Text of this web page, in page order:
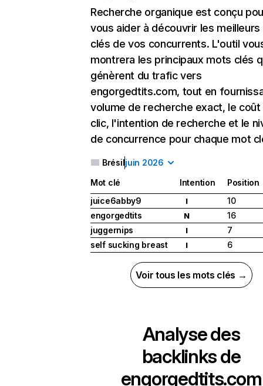
Recherche organique est conçu
vous aider à découvrir les
clés de vos concurrents. L'outil
montrera les principaux mots clés
génèrent du trafic vers
engorgedtits.com, tout en
volume de recherche exact, le coût
clic, l'intention de recherche et le
de concurrence pour chaque mot
Brésiljuin 2026
Mot clé Intention
Position
juice6abby9
I
10
engorgedtits
N
16
juggernips
I
7
self sucking breast
I 6
Voir tous les mots clés →
Analyse des
backlinks de
engorgedtits.com